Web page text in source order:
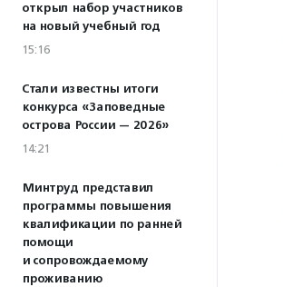
открыл набор участников
на новый учебный год
15:16
Стали известны итоги
конкурса «Заповедные
острова России — 2026»
14:21
Минтруд представил
программы повышения
квалификации по ранней
помощи
и сопровождаемому
проживанию